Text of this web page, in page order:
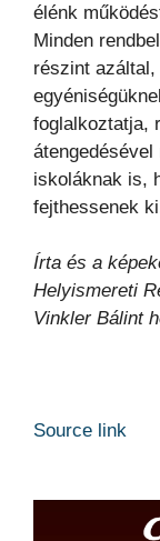
élénk
Minden
részint
foglalkoztatja,
iskoláknak is,
fejthessenek
Írta és a
Helyismereti
Vinkler Bálint
Source link